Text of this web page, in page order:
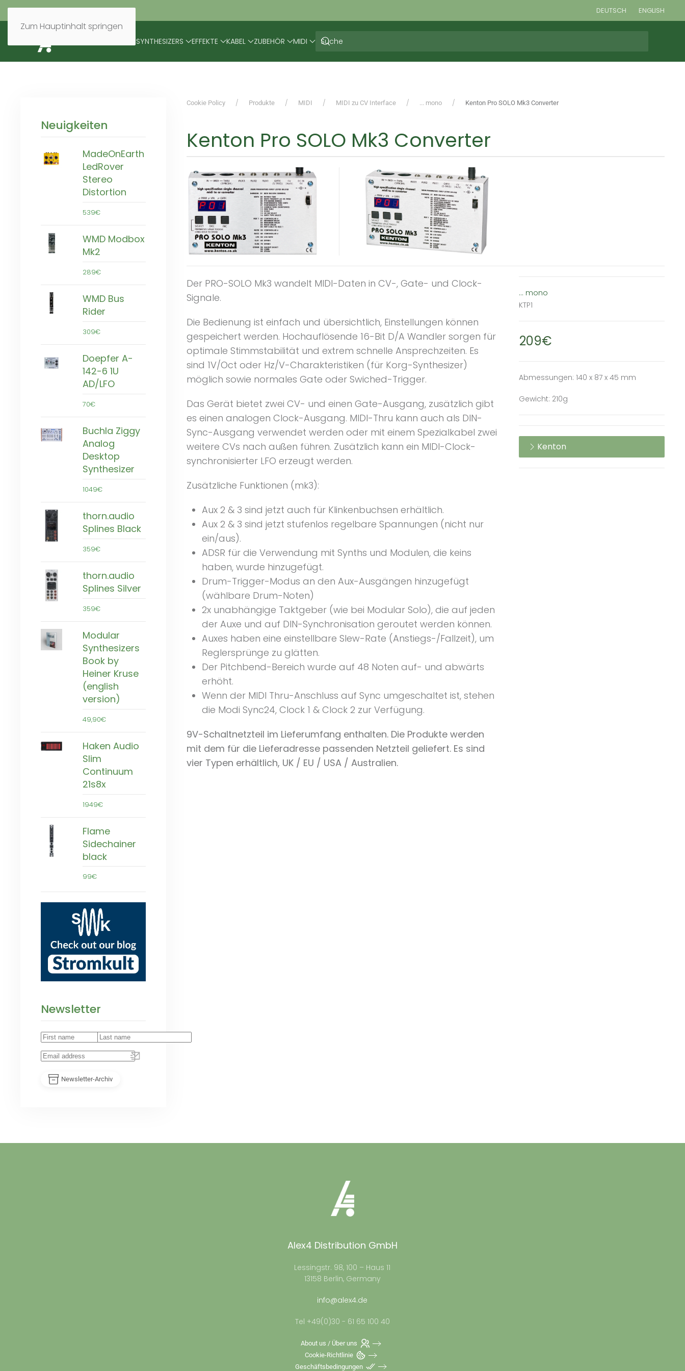
Zum Hauptinhalt springen
DEUTSCH ENGLISH
SYNTHESIZERS EFFEKTE KABEL ZUBEHÖR MIDI
Neuigkeiten
MadeOnEarth
LedRover
Stereo
Distortion
539€
WMD Modbox
Mk2
289€
WMD Bus
Rider
309€
Doepfer A-
142-6 1U
AD/LFO
70€
Buchla Ziggy
Analog
Desktop
Synthesizer
1049€
thorn.audio
Splines Black
359€
thorn.audio
Splines Silver
359€
Modular
Synthesizers
Book by
Heiner Kruse
(english
version)
49,90€
Haken Audio
Slim
Continuum
21s8x
1949€
Flame
Sidechainer
black
99€
Newsletter
Newsletter-Archiv
Cookie Policy Produkte MIDI MIDI zu CV Interface ... mono Kenton Pro SOLO Mk3 Converter
Kenton Pro SOLO Mk3 Converter
Der PRO-SOLO Mk3 wandelt MIDI-Daten in CV-, Gate- und Clock-
Signale.
Die Bedienung ist einfach und übersichtlich, Einstellungen können
gespeichert werden. Hochauflösende 16-Bit D/A Wandler sorgen für
optimale Stimmstabilität und extrem schnelle Ansprechzeiten. Es
sind 1V/Oct oder Hz/V-Charakteristiken (für Korg-Synthesizer)
möglich sowie normales Gate oder Swiched-Trigger.
Das Gerät bietet zwei CV- und einen Gate-Ausgang, zusätzlich gibt
es einen analogen Clock-Ausgang. MIDI-Thru kann auch als DIN-
Sync-Ausgang verwendet werden oder mit einem Spezialkabel zwei
weitere CVs nach außen führen. Zusätzlich kann ein MIDI-Clock-
synchronisierter LFO erzeugt werden.
Zusätzliche Funktionen (mk3):
Aux 2 & 3 sind jetzt auch für Klinkenbuchsen erhältlich.
Aux 2 & 3 sind jetzt stufenlos regelbare Spannungen (nicht nur
ein/aus).
ADSR für die Verwendung mit Synths und Modulen, die keins
haben, wurde hinzugefügt.
Drum-Trigger-Modus an den Aux-Ausgängen hinzugefügt
(wählbare Drum-Noten)
2x unabhängige Taktgeber (wie bei Modular Solo), die auf jeden
der Auxe und auf DIN-Synchronisation geroutet werden können.
Auxes haben eine einstellbare Slew-Rate (Anstiegs-/Fallzeit), um
Reglersprünge zu glätten.
Der Pitchbend-Bereich wurde auf 48 Noten auf- und abwärts
erhöht.
Wenn der MIDI Thru-Anschluss auf Sync umgeschaltet ist, stehen
die Modi Sync24, Clock 1 & Clock 2 zur Verfügung.
9V-Schaltnetzteil im Lieferumfang enthalten. Die Produkte werden
mit dem für die Lieferadresse passenden Netzteil geliefert. Es sind
vier Typen erhältlich, UK / EU / USA / Australien.
... mono
KTP1
209€
Abmessungen: 140 x 87 x 45 mm
Gewicht: 210g
Kenton
Alex4 Distribution GmbH
Lessingstr. 98, 100 – Haus 11
13158 Berlin, Germany
info@alex4.de
Tel +49(0)30 - 61 65 100 40
About us / Über uns
Cookie-Richtlinie
Geschäftsbedingungen